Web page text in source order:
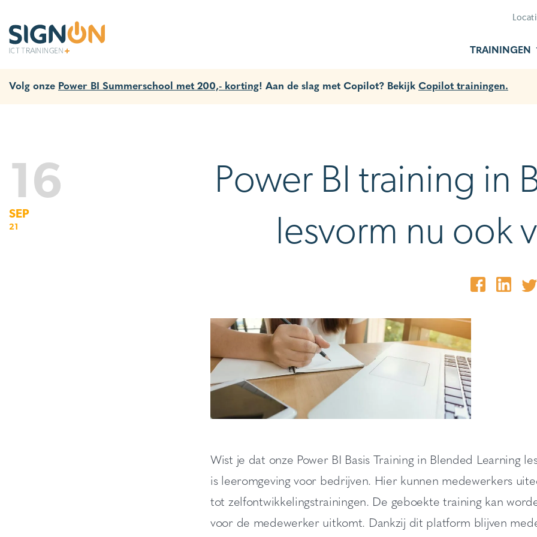
TRAININGEN
Volg onze Power BI Summerschool met 200,- korting! Aan de slag met Copilot? Bekijk Copilot trainingen.
16
SEP
21
Power BI training in
lesvorm nu ook
Wist je dat onze Power BI Basis Training in Blended Learning
is leeromgeving voor bedrijven. Hier kunnen medewerkers
tot zelfontwikkelingstrainingen. De geboekte training kan
voor de medewerker uitkomt. Dankzij dit platform blijven